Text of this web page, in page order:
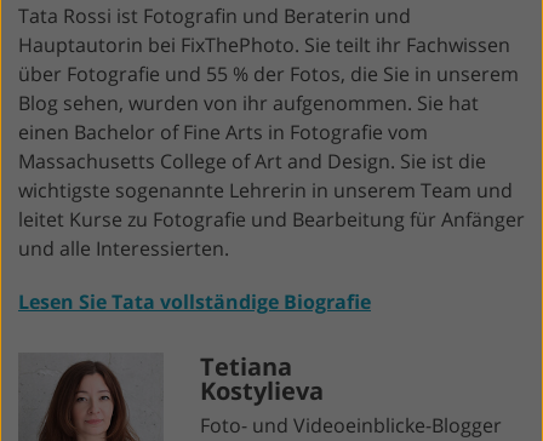
Tata Rossi ist Fotografin und Beraterin und
Hauptautorin bei FixThePhoto. Sie teilt ihr Fachwissen
über Fotografie und 55 % der Fotos, die Sie in unserem
Blog sehen, wurden von ihr aufgenommen. Sie hat
einen Bachelor of Fine Arts in Fotografie vom
Massachusetts College of Art and Design. Sie ist die
wichtigste sogenannte Lehrerin in unserem Team und
leitet Kurse zu Fotografie und Bearbeitung für Anfänger
und alle Interessierten.
Lesen Sie Tata vollständige Biografie
Tetiana
Kostylieva
Foto- und Videoeinblicke-Blogger